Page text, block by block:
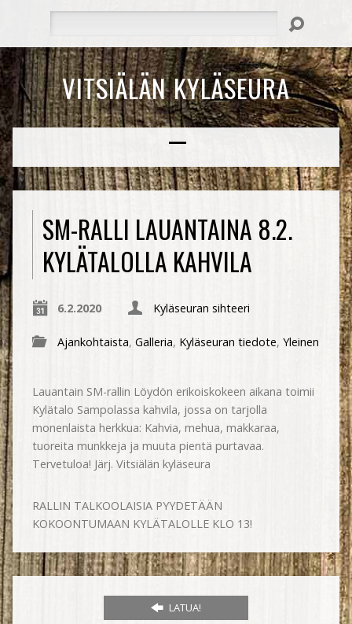
VITSIÄLÄN KYLÄSEURA
SM-RALLI LAUANTAINA 8.2.
KYLÄTALOLLA KAHVILA
6.2.2020 Kyläseuran sihteeri
Ajankohtaista, Galleria, Kyläseuran tiedote, Yleinen
Lauantain SM-rallin Löydön erikoiskokeen aikana toimii
Kylätalo Sampolassa kahvila, jossa on tarjolla
monenlaista herkkua: Kahvia, mehua, makkaraa,
tuoreita munkkeja ja muuta pientä purtavaa.
Tervetuloa! Järj. Vitsiälän kyläseura
RALLIN TALKOOLAISIA PYYDETÄÄN
KOKOONTUMAAN KYLÄTALOLLE KLO 13!
LATUA!